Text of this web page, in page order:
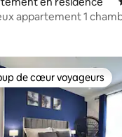
appartement 1
de cœur voyageurs les
de cœur voyageurs